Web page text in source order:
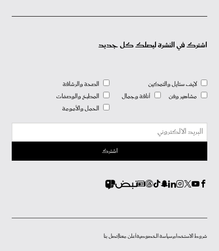
اشترك في النشرة ليصلك كل جديد
لايف ستايل والتمكين
مشاهير وفن
أناقة وجمال
الصحة والرشاقة
المطبخ والوصفات
الحمل والأمومة
شروط الاستخدامسياسة الخصوصيةأعلن معناإتصل بنا